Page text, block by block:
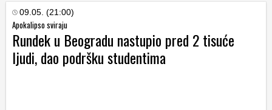
09.05. (21:00)
Apokalipso sviraju
Rundek u Beogradu nastupio pred 2 tisuće
ljudi, dao podršku studentima